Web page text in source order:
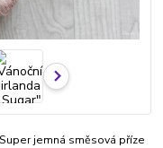
jemná směsová příze